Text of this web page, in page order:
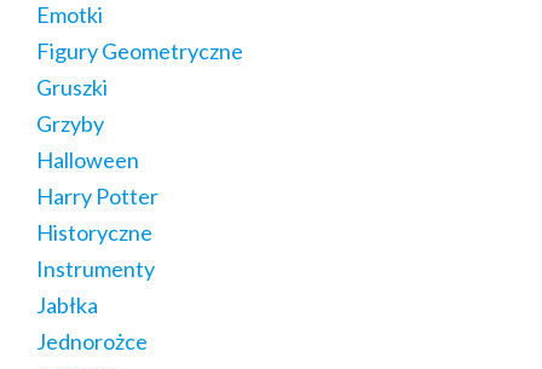
Emotki
Figury Geometryczne
Gruszki
Grzyby
Halloween
Harry Potter
Historyczne
Instrumenty
Jabłka
Jednorożce